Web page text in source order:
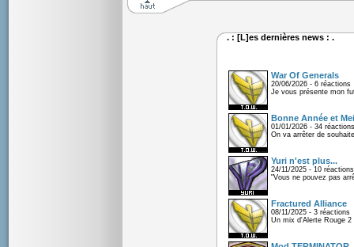
. : [L]es dernières news : .
War Of Generals
20/06/2026 - 6 réactions
Je vous présente mon
Bonne Année et
01/01/2026 - 34 réactions
On va arrêter de
Yuri n'est plus...
24/11/2025 - 10 réactions
"Vous ne pouvez pas
Fractured Alliance
08/11/2025 - 3 réactions
Un mix d'Alerte Rouge